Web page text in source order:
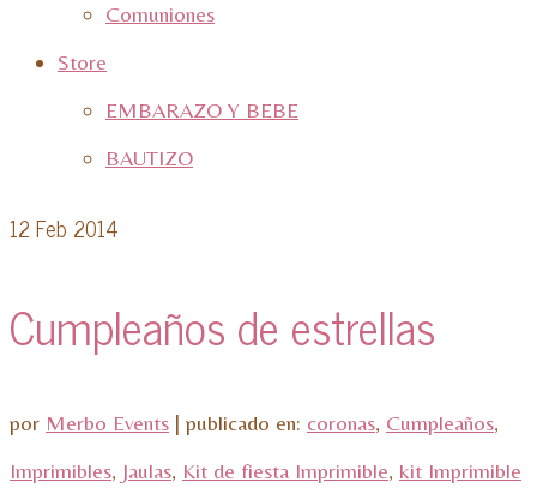
Comuniones
Store
EMBARAZO Y BEBE
BAUTIZO
12 Feb 2014
Cumpleaños de estrellas
por Merbo Events | publicado en: coronas, Cumpleaños,
Imprimibles, Jaulas, Kit de fiesta Imprimible, kit Imprimible